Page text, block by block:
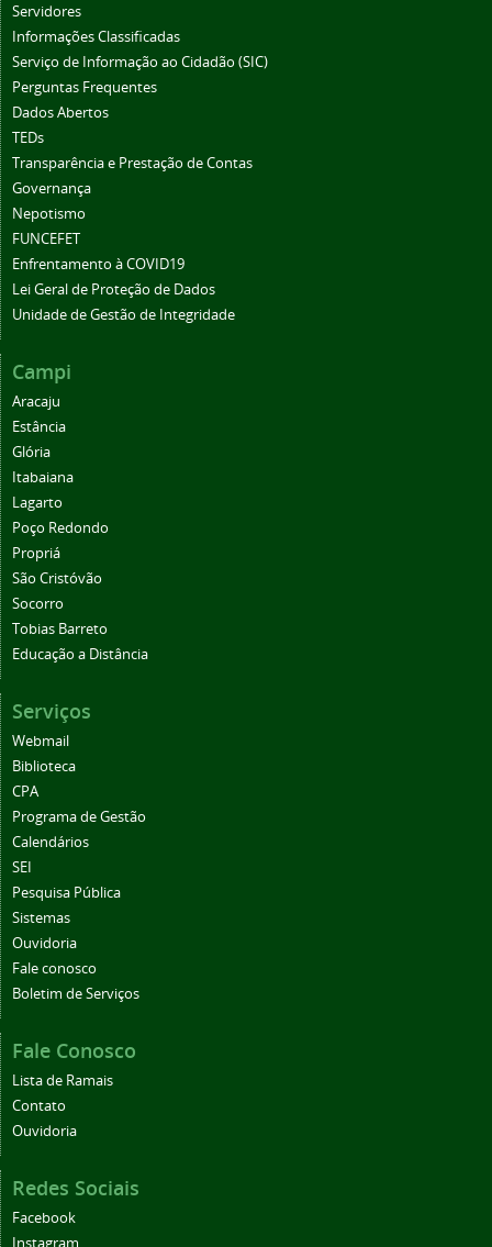
Servidores
Informações Classificadas
Serviço de Informação ao Cidadão (SIC)
Perguntas Frequentes
Dados Abertos
TEDs
Transparência e Prestação de Contas
Governança
Nepotismo
FUNCEFET
Enfrentamento à COVID19
Lei Geral de Proteção de Dados
Unidade de Gestão de Integridade
Campi
Aracaju
Estância
Glória
Itabaiana
Lagarto
Poço Redondo
Propriá
São Cristóvão
Socorro
Tobias Barreto
Educação a Distância
Serviços
Webmail
Biblioteca
CPA
Programa de Gestão
Calendários
SEI
Pesquisa Pública
Sistemas
Ouvidoria
Fale conosco
Boletim de Serviços
Fale Conosco
Lista de Ramais
Contato
Ouvidoria
Redes Sociais
Facebook
Instagram